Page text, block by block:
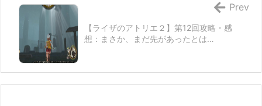
【ライザのアトリエ２】第12回攻略・感
想：まさか、まだ先があったとは…
Prev